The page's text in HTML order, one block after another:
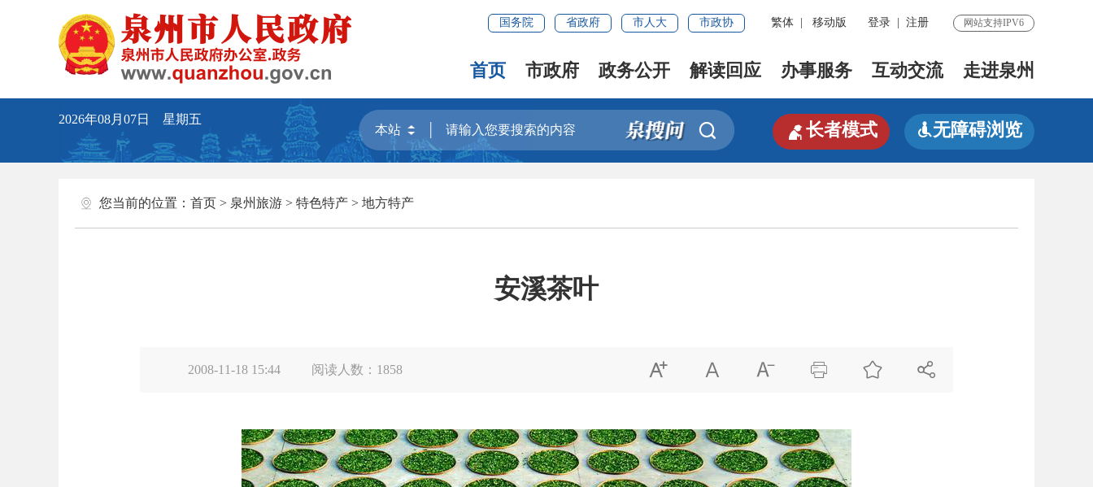
国务院 省政府 市人大 市政协 繁体 移动版 登录 注册 网站支持IPV6
首页 市政府 政务公开 解读回应 办事服务 互动交流 走进泉州
2026年08月07日 星期五
 长者模式 无障碍浏览
您当前的位置： 首页 > 泉州旅游 > 特色特产 > 地方特产
安溪茶叶
2008-11-18 15:44 阅读人数： 1858      